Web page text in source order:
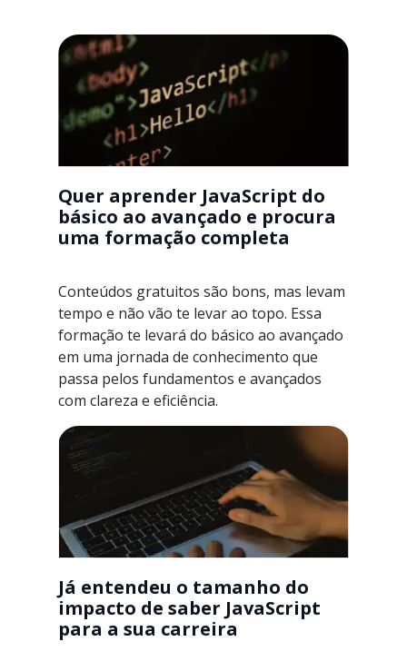
Quer aprender JavaScript do
básico ao avançado e procura
uma formação completa
Conteúdos gratuitos são bons, mas levam
tempo e não vão te levar ao topo. Essa
formação te levará do básico ao avançado
em uma jornada de conhecimento que
passa pelos fundamentos e avançados
com clareza e eficiência.
Já entendeu o tamanho do
impacto de saber JavaScript
para a sua carreira